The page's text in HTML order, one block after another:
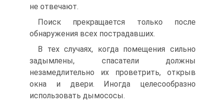
не отвечают.
Поиск прекращается только после
обнаружения всех пострадавших.
В тех случаях, когда помещения сильно
задымлены, спасатели должны
незамедлительно их проветрить, открыв
окна и двери. Иногда целесообразно
использовать дымососы.